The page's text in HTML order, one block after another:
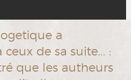
a
de sa suite... :
que les autheurs